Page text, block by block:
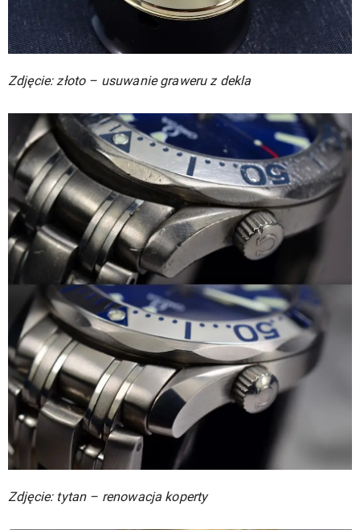
Zdjęcie: złoto – usuwanie graweru z dekla
Zdjęcie: tytan – renowacja koperty